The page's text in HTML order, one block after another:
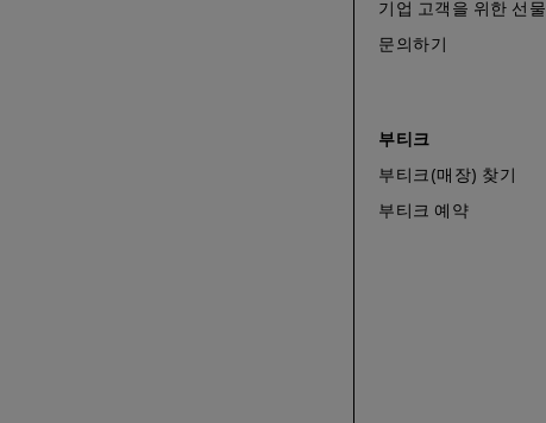
기업 고객을 위한 선물
문의하기
부티크
부티크(매장) 찾기
부티크 예약